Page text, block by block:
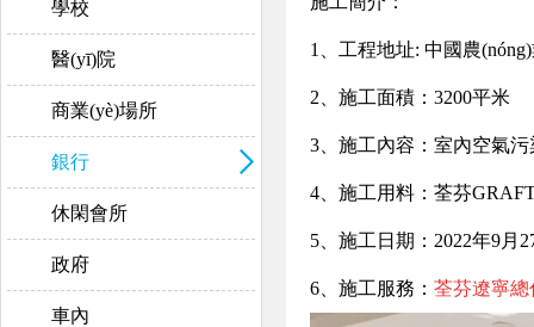
學校
醫(yī)院
商業(yè)場所
銀行
休閑會所
政府
車內
1 、工程地址: 中國農
2、施工面積：3200平米
3、施工內容：室內空氣污染
4 、施工用料：荃芬
5 、施工日期： 2022年9月
6、施工服務： 荃芬遼寧總